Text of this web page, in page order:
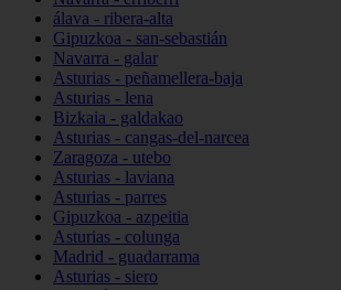
álava - ribera-alta
Gipuzkoa - san-sebastián
Navarra - galar
Asturias - peñamellera-baja
Asturias - lena
Bizkaia - galdakao
Asturias - cangas-del-narcea
Zaragoza - utebo
Asturias - laviana
Asturias - parres
Gipuzkoa - azpeitia
Asturias - colunga
Madrid - guadarrama
Asturias - siero